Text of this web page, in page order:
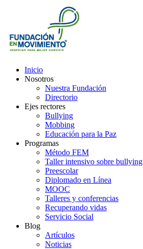
Inicio
Nosotros
Nuestra Fundación
Directorio
Ejes rectores
Bullying
Mobbing
Educación para la Paz
Programas
Método FEM
Taller intensivo sobre bullying
Preescolar
Diplomado en Línea
MOOC
Talleres y conferencias
Recuperando vidas
Servicio Social
Blog
Artículos
Noticias